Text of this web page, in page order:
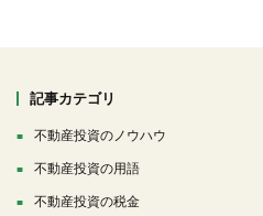
記事カテゴリ
不動産投資のノウハウ
不動産投資の用語
不動産投資の税金